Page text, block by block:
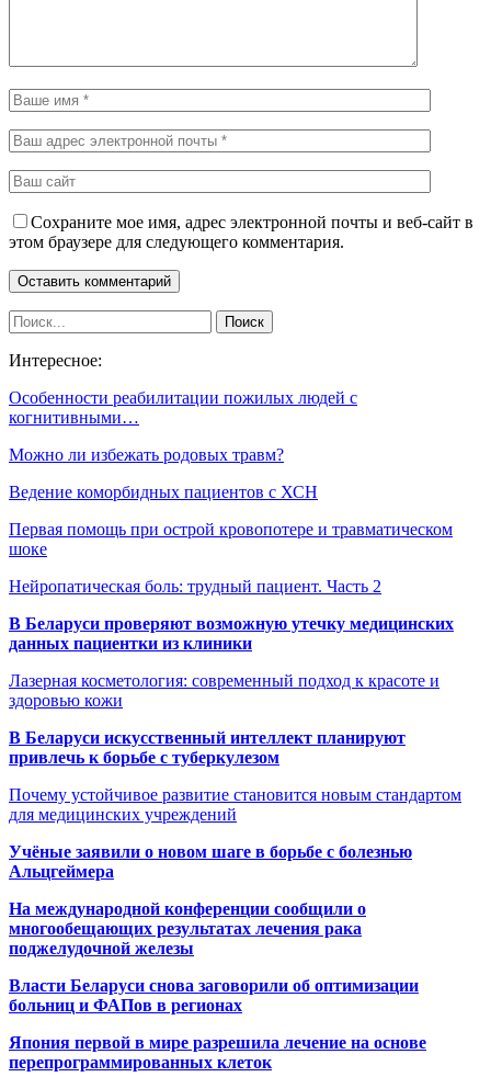
Сохраните мое имя, адрес электронной почты и веб-сайт в
этом браузере для следующего комментария.
Интересное:
Особенности реабилитации пожилых людей с
когнитивными…
Можно ли избежать родовых травм?
Ведение коморбидных пациентов с ХСН
Первая помощь при острой кровопотере и травматическом
шоке
Нейропатическая боль: трудный пациент. Часть 2
В Беларуси проверяют возможную утечку медицинских
данных пациентки из клиники
Лазерная косметология: современный подход к красоте и
здоровью кожи
В Беларуси искусственный интеллект планируют
привлечь к борьбе с туберкулезом
Почему устойчивое развитие становится новым стандартом
для медицинских учреждений
Учёные заявили о новом шаге в борьбе с болезнью
Альцгеймера
На международной конференции сообщили о
многообещающих результатах лечения рака
поджелудочной железы
Власти Беларуси снова заговорили об оптимизации
больниц и ФАПов в регионах
Япония первой в мире разрешила лечение на основе
перепрограммированных клеток